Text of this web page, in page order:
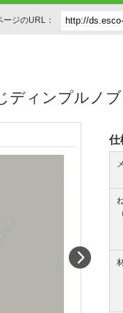
ージのURL：
ディンプルノブ
仕